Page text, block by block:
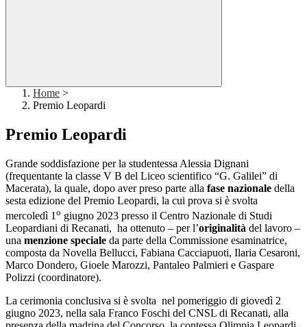
Home >
Premio Leopardi
Premio Leopardi
Grande soddisfazione per la studentessa Alessia Dignani
(frequentante la classe V B del Liceo scientifico “G. Galilei” di
Macerata), la quale, dopo aver preso parte alla fase nazionale della
sesta edizione del Premio Leopardi, la cui prova si è svolta
mercoledì 1o giugno 2023 presso il Centro Nazionale di Studi
Leopardiani di Recanati, ha ottenuto – per l’originalità del lavoro –
una menzione speciale da parte della Commissione esaminatrice,
composta da Novella Bellucci, Fabiana Cacciapuoti, Ilaria Cesaroni,
Marco Dondero, Gioele Marozzi, Pantaleo Palmieri e Gaspare
Polizzi (coordinatore).
La cerimonia conclusiva si è svolta nel pomeriggio di giovedì 2
giugno 2023, nella sala Franco Foschi del CNSL di Recanati, alla